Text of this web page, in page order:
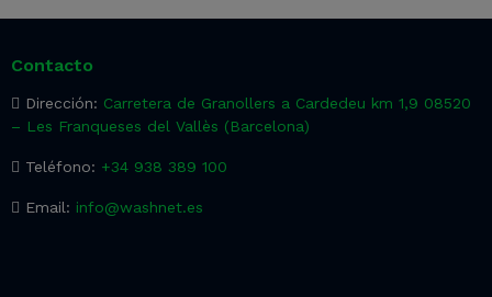
Contacto
Dirección: Carretera de Granollers a Cardedeu km 1,9 08520
– Les Franqueses del Vallès (Barcelona)
Teléfono: +34 938 389 100
Email: info@washnet.es